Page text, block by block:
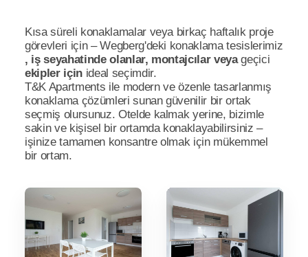
Kısa süreli konaklamalar veya birkaç haftalık proje
görevleri için – Wegberg'deki konaklama tesislerimiz
, iş seyahatinde olanlar, montajcılar veyageçici
ekipler içinideal seçimdir.
T&K Apartments ile modern ve özenle tasarlanmış
konaklama çözümleri sunan güvenilir bir ortak
seçmiş olursunuz. Otelde kalmak yerine, bizimle
sakin ve kişisel bir ortamda konaklayabilirsiniz –
işinize tamamen konsantre olmak için mükemmel
bir ortam.